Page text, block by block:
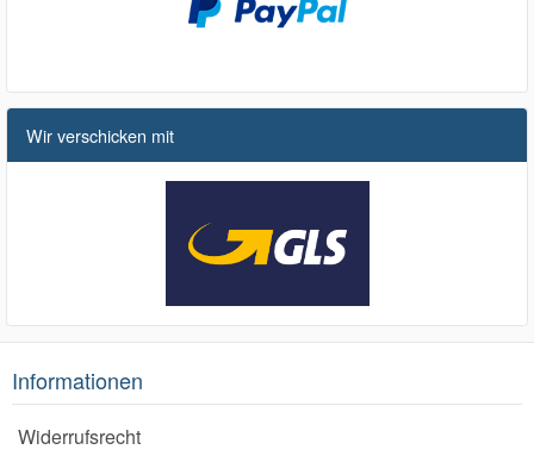
Wir verschicken mit
Informationen
Widerrufsrecht